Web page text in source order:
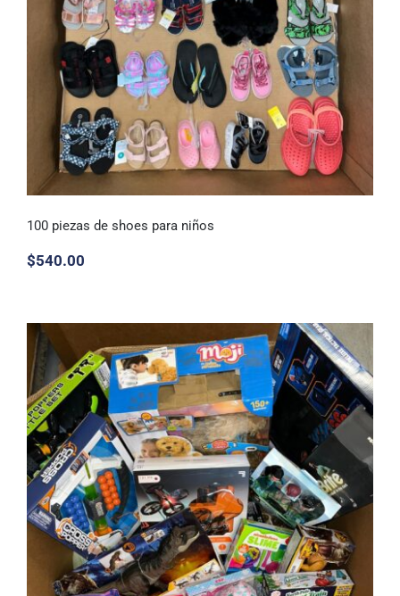
100 piezas de shoes para niños
100 piezas de shoes para niños
$540.00